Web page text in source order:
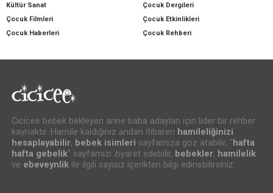
Kültür Sanat
Çocuk Dergileri
Çocuk Filmleri
Çocuk Etkinlikleri
Çocuk Haberleri
Çocuk Rehberi
Cicicee bebek bekleyen anne baba adayları için lider bir rehber
kaynaktır. Hamile kaldığınız andan itibaren hamileliğinizi
hesaplayabilir, bebek isimleri sayfamıza göz atabilir, " hafta
hafta gebelik" sayfamızı ziyaret edebilir, bebekler, hamilelik
ve ebeveynlikile ilgili sayısız içerikten bilgi edinebilirsiniz.